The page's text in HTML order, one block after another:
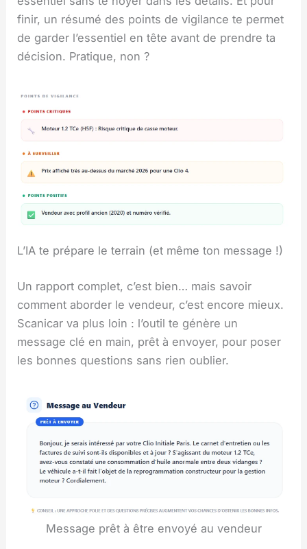
finir, un résumé des points de vigilance te permet
de garder l’essentiel en tête avant de prendre ta
décision. Pratique, non ?
L’IA te prépare le terrain (et même ton message !)
Un rapport complet, c’est bien… mais savoir
comment aborder le vendeur, c’est encore mieux.
Scanicar va plus loin : l’outil te génère un
message clé en main, prêt à envoyer, pour poser
les bonnes questions sans rien oublier.
Message prêt à être envoyé au vendeur